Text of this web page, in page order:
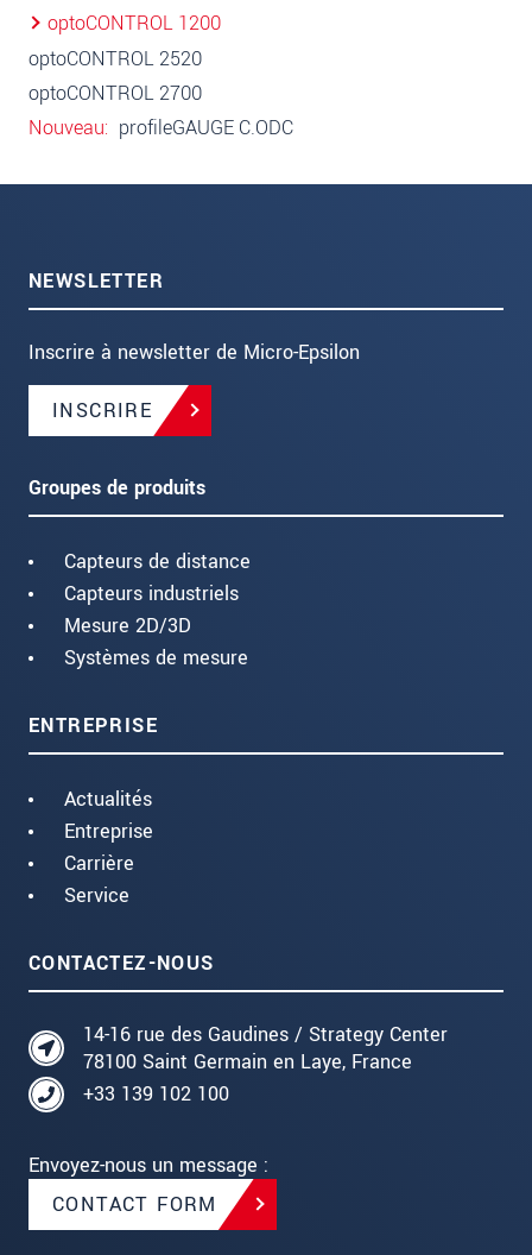
optoCONTROL 1200
optoCONTROL 2520
optoCONTROL 2700
Nouveau
profileGAUGE C.ODC
NEWSLETTER
Inscrire à newsletter de Micro-Epsilon
INSCRIRE
Groupes de produits
Capteurs de distance
Capteurs industriels
Mesure 2D/3D
Systèmes de mesure
ENTREPRISE
Actualités
Entreprise
Carrière
Service
CONTACTEZ-NOUS
14-16 rue des Gaudines / Strategy Center
78100 Saint Germain en Laye, France
+33 139 102 100
Envoyez-nous un message :
CONTACT FORM